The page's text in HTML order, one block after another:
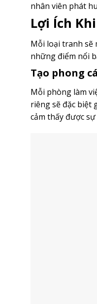
nhân viên phát
Lợi Ích
Mỗi loại tranh sẽ
những điểm nổi
Tạo phong
Mỗi phòng làm
riêng sẽ đặc biệt
cảm thấy được